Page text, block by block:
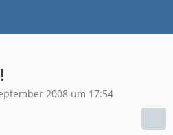
2008 um 17:54